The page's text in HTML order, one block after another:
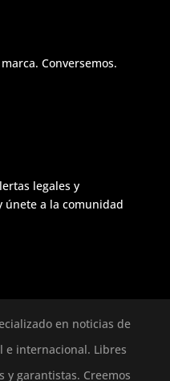
Conversemos.
legales y
únete a la comunidad
en noticias de
internacional. Libres
y garantistas. Creemos